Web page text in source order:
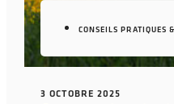
CONSEILS PRATIQUES
3 OCTOBRE 2025